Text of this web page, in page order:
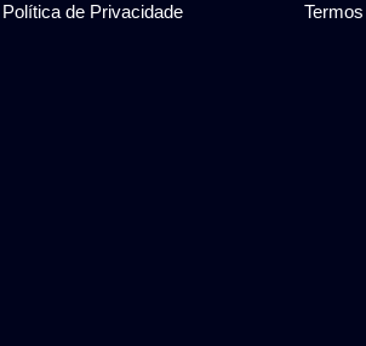
Política de Privacidade